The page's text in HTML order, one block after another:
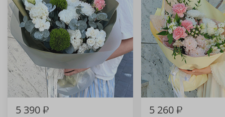
5 390₽ 5 260₽